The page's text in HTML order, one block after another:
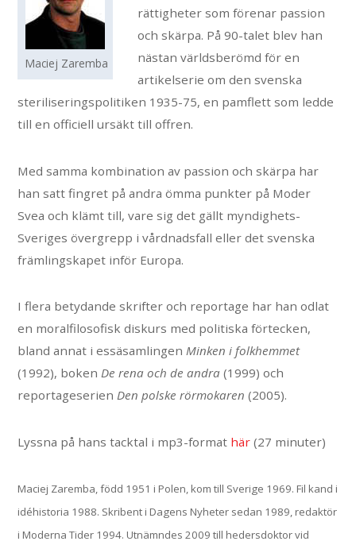
Maciej Zaremba
rättigheter som förenar passion
och skärpa. På 90-talet blev han
nästan världsberömd för en
artikelserie om den svenska
steriliseringspolitiken 1935-75, en pamflett som ledde
till en officiell ursäkt till offren.
Med samma kombination av passion och skärpa har
han satt fingret på andra ömma punkter på Moder
Svea och klämt till, vare sig det gällt myndighets-
Sveriges övergrepp i vårdnadsfall eller det svenska
främlingskapet inför Europa.
I flera betydande skrifter och reportage har han odlat
en moralfilosofisk diskurs med politiska förtecken,
bland annat i essäsamlingenMinken i folkhemmet
(1992), bokenDe rena och de andra (1999) och
reportageserienDen polske rörmokaren (2005).
Lyssna på hans tacktal i mp3-format här (27 minuter)
Maciej Zaremba, född 1951 i Polen, kom till Sverige 1969. Fil kand i
idéhistoria 1988. Skribent i Dagens Nyheter sedan 1989, redaktör
i Moderna Tider 1994. Utnämndes 2009 till hedersdoktor vid